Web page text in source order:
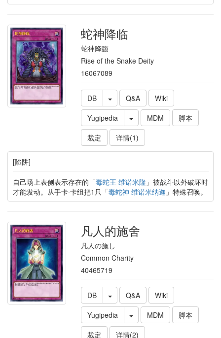
蛇神降临
蛇神降臨
Rise of the Snake Deity
16067089
DB Q&A
Wiki
Yugipedia
MDM
脚本
裁定
详情(1)
[陷阱]
自己场上表侧表示存在的「毒蛇王 维诺米隆 」被战斗以外破坏时
才能发动。从手卡·卡组把1只「毒蛇神 维诺米纳迦 」特殊召唤。
凡人的施舍
凡人の施し
Common Charity
40465719
DB Q&A
Wiki
Yugipedia
MDM
脚本
裁定
详情(2)